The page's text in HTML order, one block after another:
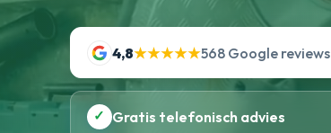
4,8★★★★★568 Google reviews
✓ Gratis telefonisch advies